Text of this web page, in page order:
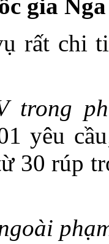
gia Nga
rất chi
trong
yêu
30 rúp